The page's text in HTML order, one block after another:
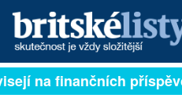
PŘIHLÁSIT
na finančních